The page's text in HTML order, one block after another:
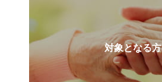
対象となる方